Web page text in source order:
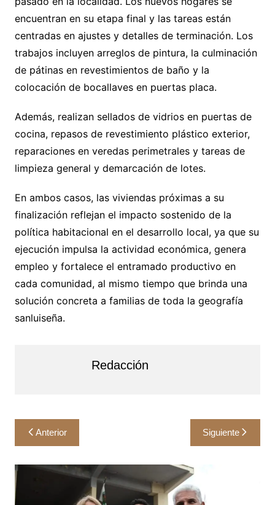
encuentran en su etapa final y las tareas están
centradas en ajustes y detalles de terminación. Los
trabajos incluyen arreglos de pintura, la culminación
de pátinas en revestimientos de baño y la
colocación de bocallaves en puertas placa.
Además, realizan sellados de vidrios en puertas de
cocina, repasos de revestimiento plástico exterior,
reparaciones en veredas perimetrales y tareas de
limpieza general y demarcación de lotes.
En ambos casos, las viviendas próximas a su
finalización reflejan el impacto sostenido de la
política habitacional en el desarrollo local, ya que su
ejecución impulsa la actividad económica, genera
empleo y fortalece el entramado productivo en
cada comunidad, al mismo tiempo que brinda una
solución concreta a familias de toda la geografía
sanluiseña.
Redacción
Navegación
de
entradas
Anterior Siguiente